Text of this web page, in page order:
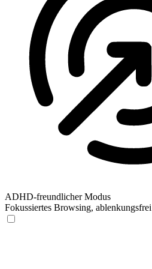
ADHD-freundlicher Modus
Fokussiertes Browsing, ablenkungsfrei